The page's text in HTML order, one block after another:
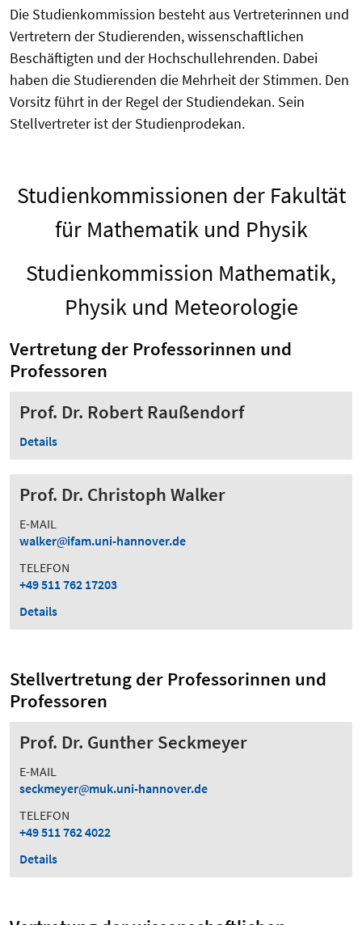
Die Studienkommission besteht aus Vertreterinnen und
Vertretern der Studierenden, wissenschaftlichen
Beschäftigten und der Hochschullehrenden. Dabei
haben die Studierenden die Mehrheit der Stimmen. Den
Vorsitz führt in der Regel der Studiendekan. Sein
Stellvertreter ist der Studienprodekan.
Studienkommissionen der Fakultät
für Mathematik und Physik
Studienkommission Mathematik,
Physik und Meteorologie
Vertretung der Professorinnen und
Professoren
Prof. Dr. Robert Raußendorf
Details
Prof. Dr. Christoph Walker
E-MAIL
walker
ifam.uni-hannover.de
TELEFON
+49 511 762 17203
Details
Stellvertretung der Professorinnen und
Professoren
Prof. Dr. Gunther Seckmeyer
E-MAIL
seckmeyer
muk.uni-hannover.de
TELEFON
+49 511 762 4022
Details